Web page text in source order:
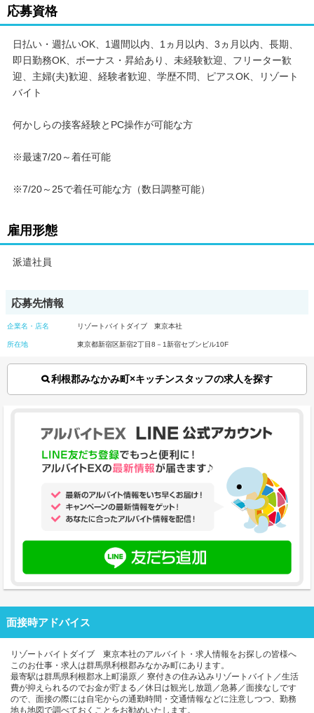
応募資格
日払い・週払いOK、1週間以内、1ヵ月以内、3ヵ月以内、長期、
即日勤務OK、ボーナス・昇給あり、未経験歓迎、フリーター歓
迎、主婦(夫)歓迎、経験者歓迎、学歴不問、ピアスOK、リゾート
バイト
何かしらの接客経験とPC操作が可能な方
※最速7/20～着任可能
※7/20～25で着任可能な方（数日調整可能）
雇用形態
派遣社員
応募先情報
企業名・店名 リゾートバイトダイブ 東京本社
所在地 東京都新宿区新宿2丁目8－1新宿セブンビル10F
利根郡みなかみ町×キッチンスタッフの求人を探す
面接時アドバイス
リゾートバイトダイブ 東京本社のアルバイト・求人情報をお探しの皆様へ
このお仕事・求人は群馬県利根郡みなかみ町にあります。
最寄駅は群馬県利根郡水上町湯原／ 寮付きの住み込みリゾートバイト／生活
費が抑えられるのでお金が貯まる／休日は観光し放題／急募／面接なしです
ので、面接の際には自宅からの通勤時間・交通情報などに注意しつつ、勤務
地も地図で調べておくことをお勧めいたします。